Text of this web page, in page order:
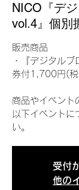
NICO『デ
vol.4』個別
販売商品
・『デジタル
券付1,700円(税
商品やイベント
以下イベントに
い。
受付
他の